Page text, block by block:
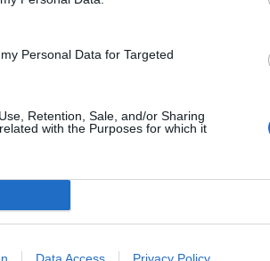
Personal Data for Targeted
Retention, Sale, and/or Sharing
with the Purposes for which it